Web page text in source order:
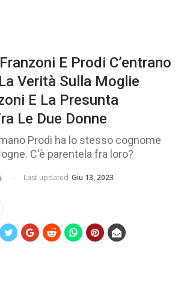
E Prodi C’entrano
Verità Sulla Moglie
E La Presunta
Le Due Donne
Prodi ha lo stesso cognome
C'è parentela fra loro?
Last updated Giu 13, 2023